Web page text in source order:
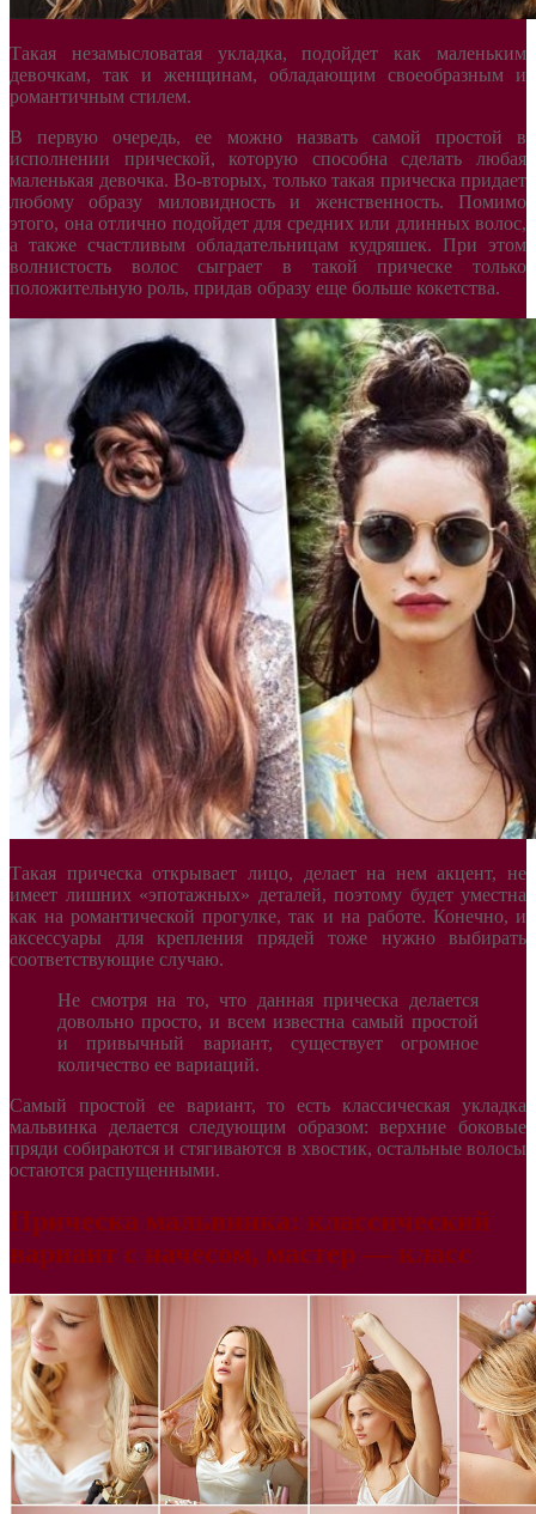
Такая незамысловатая укладка, подойдет как маленьким
девочкам, так и женщинам, обладающим своеобразным и
романтичным стилем.
В первую очередь, ее можно назвать самой простой в
исполнении прической, которую способна сделать любая
маленькая девочка. Во-вторых, только такая прическа придает
любому образу миловидность и женственность. Помимо
этого, она отлично подойдет для средних или длинных волос,
а также счастливым обладательницам кудряшек. При этом
волнистость волос сыграет в такой прическе только
положительную роль, придав образу еще больше кокетства.
Такая прическа открывает лицо, делает на нем акцент, не
имеет лишних «эпотажных» деталей, поэтому будет уместна
как на романтической прогулке, так и на работе. Конечно, и
аксессуары для крепления прядей тоже нужно выбирать
соответствующие случаю.
Не смотря на то, что данная прическа делается
довольно просто, и всем известна самый простой
и привычный вариант, существует огромное
количество ее вариаций.
Самый простой ее вариант, то есть классическая укладка
мальвинка делается следующим образом: верхние боковые
пряди собираются и стягиваются в хвостик, остальные волосы
остаются распущенными.
Прическа мальвинка: классический
вариант с начесом, мастер — класс